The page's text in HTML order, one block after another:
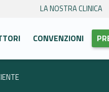
LA NOSTRA CLINICA
CONVENZIONI